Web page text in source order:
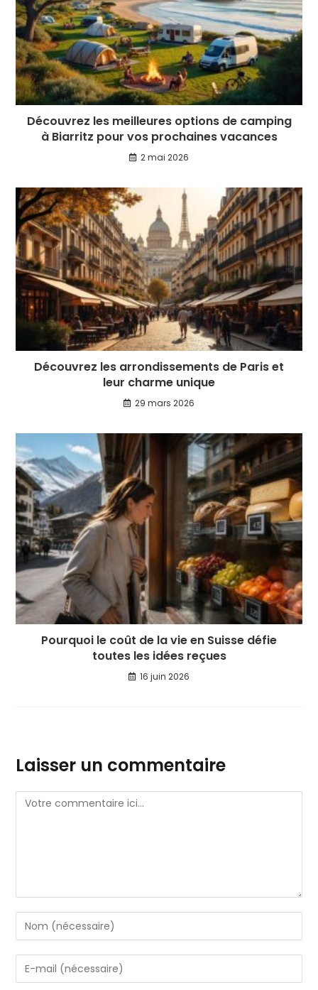
Découvrez les meilleures options de camping
à Biarritz pour vos prochaines vacances
2 mai 2026
Découvrez les arrondissements de Paris et
leur charme unique
29 mars 2026
Pourquoi le coût de la vie en Suisse défie
toutes les idées reçues
16 juin 2026
Laisser un commentaire
Comment
Enter
your
name
or
Enter
your